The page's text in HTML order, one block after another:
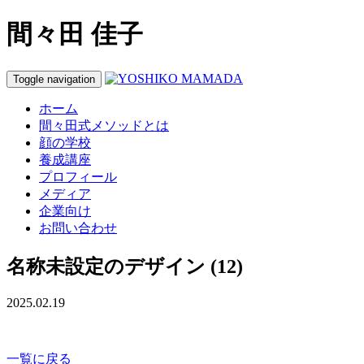
間々田 佳子
Toggle navigation
ホーム
間々田式メソッドとは
顔の学校
養成講座
プロフィール
メディア
企業向け
お問い合わせ
名称未設定のデザイン (12)
2025.02.19
一覧に戻る